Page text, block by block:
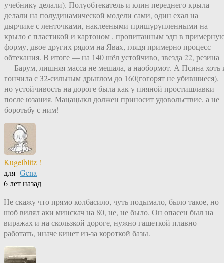
учебнику делали). Полуобтекатель и клин переднего крыла
делали на полудинамической модели сами, один ехал на
дырчике с ленточками, наклееными-пришурупленными на
крыло с пластикой и картоном , пропитанным эдп в
форму, двое других рядом на Явах, глядя примерно процесс
обтекания. В итоге — на 140 шёл устойчиво, звезда 22, резина
— Барум, лишняя масса не мешала, а наобормот. А Псина хоть
гончила с 32-сильным дрыглом до 160(гогорят не убившиеся),
но устойчивость на дороге была как у пияной простишлавки
после юзания. Мацацыкл должен приносит удовольствие, а не
боротьбу с ним!
Kugelblitz !
для Gena
6 лет назад
Не скажу что прямо колбасило, чуть подымало, было такое, но
шоб вилял аки минскач на 80, не, не было. Он опасен был на
виражах и на скользкой дороге, нужно гашеткой плавно
работать, иначе кинет из-за короткой базы.